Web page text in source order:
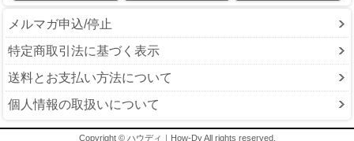
メルマガ申込/停止
特定商取引法に基づく表示
送料とお支払い方法について
個人情報の取扱いについて
Copyright © ハウディ｜How-Dy All rights reserved.